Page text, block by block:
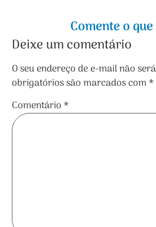
Comente o
Deixe um comentário
O seu endereço de e-mail não
obrigatórios são marcados com*
Comentário*